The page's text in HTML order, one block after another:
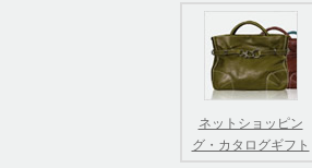
ネットショッピン
グ・カタログギフト